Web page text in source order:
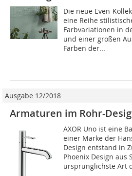
Die neue Even-
eine Reihe
Farbvariationen in
und einer großen
Farben der...
Ausgabe 12/2018
Armaturen im Rohr-
AXOR Uno ist eine
einer Marke der
Design entstand in
Phoenix Design aus
ursprünglichste Art